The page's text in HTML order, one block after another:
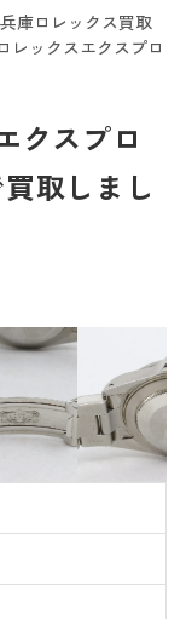
兵庫ロレックス買取
レックスエクスプロ
クスプロ
取しまし